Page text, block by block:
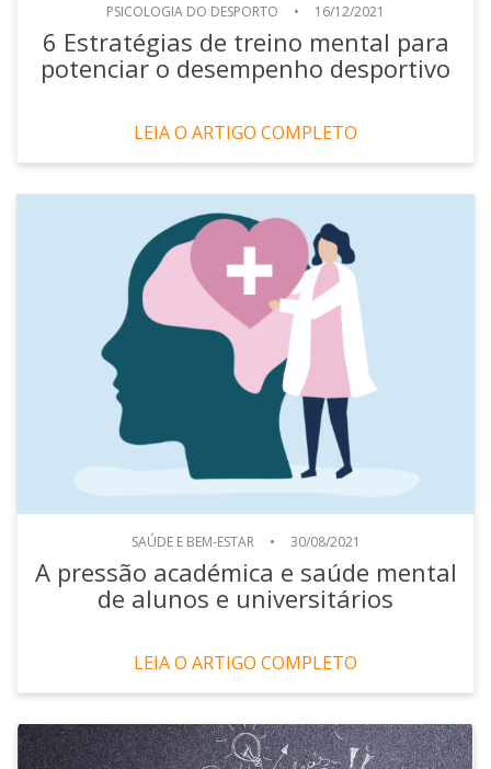
PSICOLOGIA DO DESPORTO • 16/12/2021
6 Estratégias de treino mental para
potenciar o desempenho desportivo
LEIA O ARTIGO COMPLETO
SAÚDE E BEM-ESTAR • 30/08/2021
A pressão académica e saúde mental
de alunos e universitários
LEIA O ARTIGO COMPLETO